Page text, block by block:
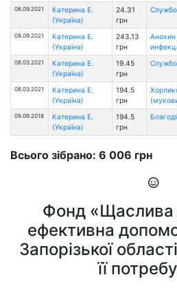
08.09.2021
Катерина Е.
(Україна)
24.31
грн
08.09.2021
Катерина Е.
(Україна)
243.13
грн
08.03.2021
Катерина Е.
(Україна)
19.45
грн
08.03.2021
Катерина Е.
(Україна)
194.5
грн
09.09.2018
Катерина Е.
(Україна)
194.5
грн
Всього зібрано: 6 006 грн
Фонд
ефективна
Запорізької
її